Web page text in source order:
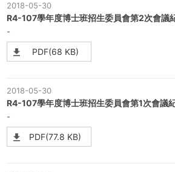
2018-05-30
R4-107學年度博士班招生委員會第2次會議
-
PDF(68 KB)
2018-05-30
R4-107學年度博士班招生委員會第1次會議
-
PDF(77.8 KB)